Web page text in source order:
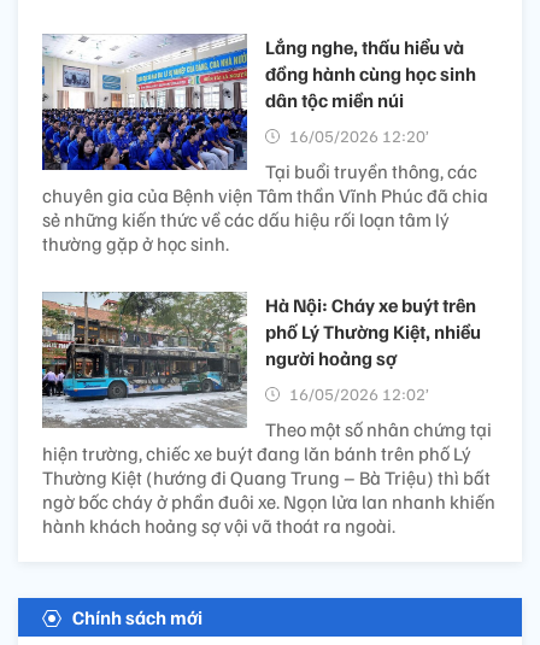
Lắng nghe, thấu hiểu và
đồng hành cùng học sinh
dân tộc miền núi
16/05/2026 12:20’
Tại buổi truyền thông, các
chuyên gia của Bệnh viện Tâm thần Vĩnh Phúc đã chia
sẻ những kiến thức về các dấu hiệu rối loạn tâm lý
thường gặp ở học sinh.
Hà Nội: Cháy xe buýt trên
phố Lý Thường Kiệt, nhiều
người hoảng sợ
16/05/2026 12:02’
Theo một số nhân chứng tại
hiện trường, chiếc xe buýt đang lăn bánh trên phố Lý
Thường Kiệt (hướng đi Quang Trung – Bà Triệu) thì bất
ngờ bốc cháy ở phần đuôi xe. Ngọn lửa lan nhanh khiến
hành khách hoảng sợ vội vã thoát ra ngoài.
Chính sách mới